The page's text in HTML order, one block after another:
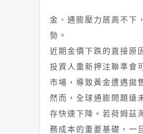
金、通膨壓力居高不下
勢。
近期金價下跌的直接原
投資人重新押注聯準會
市場，導致黃金遭遇拋
然而，全球通膨問題遠
存快速下降。若荷姆茲
務成本的重要基礎，一